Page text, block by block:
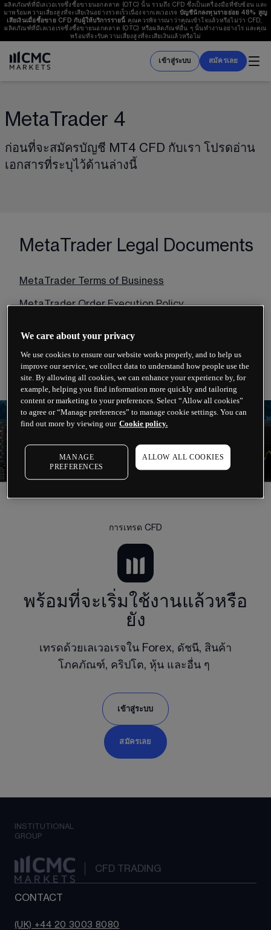
ผลิตภัณฑ์ที่มีเลเวอเรจซึ่งซื้อขายนอกตลาด (OTC) นั้น รวมถึง CFD ซึ่งเป็นเครื่องมือที่ซับซ้อน และ
มาพร้อมความเสี่ยงสูงที่จะเสียเงินอย่างรวดเร็วเนื่องจากเลเวอเรจ บัญชีนักลงทุนรายย่อย 48% สูญ
เสียเงินเมื่อซื้อขาย CFD กับผู้ให้บริการรายนี้ คุณควรพิจารณาว่าคุณเข้าใจแล้วหรือไม่ว่า CFD,
ผลิตภัณฑ์ที่มีเลเวอเรจซึ่งซื้อขายนอกตลาด (OTC) หรือผลิตภัณฑ์อื่น ๆ นั้นทำงานอย่างไร และคุณ
พร้อมที่จะรับความเสี่ยงสูงที่จะเสียเงินแล้วหรือไม่
เข้าสู่ระบบ สมัครเลย
MetaTrader 4
ก่อนที่จะสมัครบัญชี MT4 CFD กับเรา โปรดอ่าน
เอกสารที่ระบุไว้ด้านล่างนี้
MetaTrader Legal Documents
MetaTrader Terms of Business
MetaTrader Order Execution Policy
Financial Services Guide (FSG)
การเทรด CFD
พร้อมที่จะเริ่มใช้งานแล้วหรือ
ยัง
เทรดด้วยเลเวอเรจใน Forex, ดัชนี, สินค้า
โภคภัณฑ์, คริปโต, หุ้น และอื่น ๆ
เข้าสู่ระบบ
สมัครเลย
INSTITUTIONAL
GROUP
CFD TRADING
CONTACT
(UK) +44 20 3003 8080
We care about your privacy
We use cookies to ensure our website works properly, and to help us
improve our service, we collect data to understand how people use the
site. By allowing all cookies, we can enhance your experience by, for
example, helping you find information more quickly and tailoring
content or marketing to your preferences. Select “Allow all cookies”
to agree or “Manage preferences” to manage cookie settings. You can
find out more by viewing our Cookie policy.
MANAGE
PREFERENCES
ALLOW ALL COOKIES